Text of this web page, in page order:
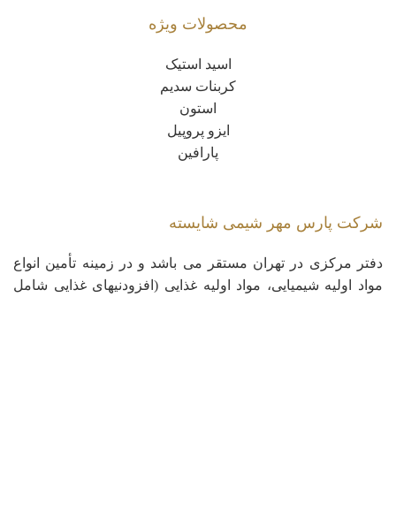
محصولات ویژه
اسید استیک
کربنات سدیم
استون
ایزو پروپیل
پارافین
شرکت پارس مهر شیمی شایسته
دفتر مرکزی در تهران مستقر می باشد و در زمینه تأمین انواع
مواد اولیه شیمیایی، مواد اولیه غذایی (افزودنیهای غذایی شامل